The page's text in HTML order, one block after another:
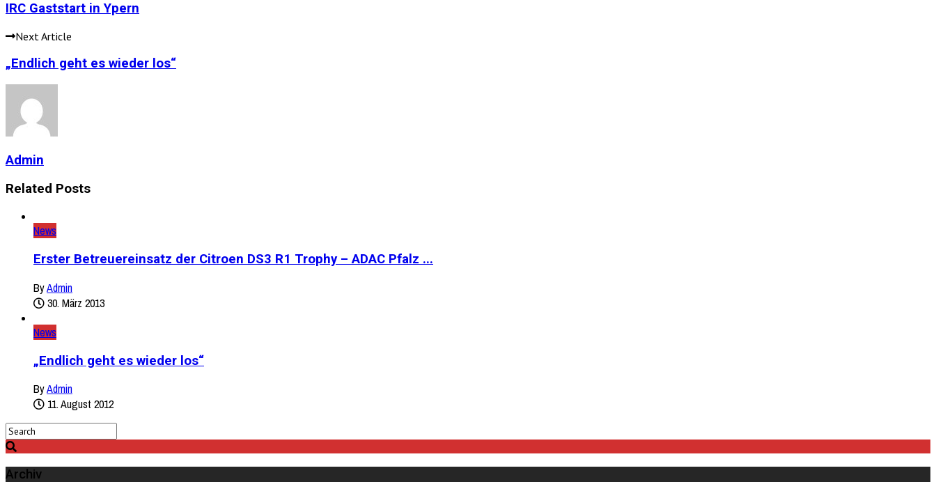
IRC Gaststart in Ypern
Next Article
„Endlich geht es wieder los“
Admin
Related Posts
News
Erster Betreuereinsatz der Citroen DS3 R1 Trophy – ADAC Pfalz ...
ByAdmin
30. März 2013
News
„Endlich geht es wieder los“
ByAdmin
11. August 2012
Archiv